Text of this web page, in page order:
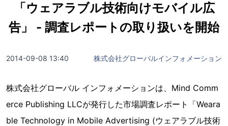
「ウェアラブル技術向けモバイル広
告」 - 調査レポートの取り扱いを開始
2014-09-08 13:40 株式会社グローバルインフォメーション
株式会社グローバル インフォメーションは、Mind Comm
erce Publishing LLCが発行した市場調査レポート「Weara
ble Technology in Mobile Advertising (ウェアラブル技術